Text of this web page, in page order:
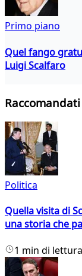
Primo piano
Quel fango
Luigi Scalfaro
Politica
Quella visita di
una storia che
1 min di lettura